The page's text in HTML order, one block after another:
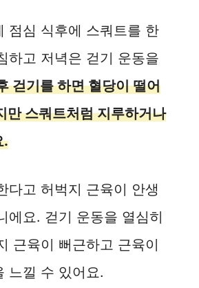
점심 식후에 스쿼트를 한
하고 저녁은 걷기 운동을
걷기를 하면 혈당이 떨어
만 스쿼트처럼 지루하거나
.
다고 허벅지 근육이 안생
에요. 걷기 운동을 열심히
근육이 뻐근하고 근육이
느낄 수 있어요.